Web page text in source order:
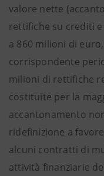
valore nette
rettifiche su crediti
a 860 milioni di
corrispondente
milioni di rettifiche
costituite per la
accantonamento
ridefinizione a
alcuni contratti di
attività finanziarie